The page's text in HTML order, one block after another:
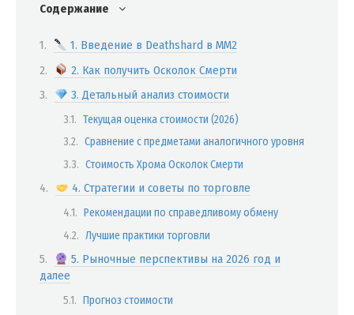
Содержание
1. Введение в Deathshard в MM2
2. Как получить Осколок Смерти
3. Детальный анализ стоимости
Текущая оценка стоимости (2026)
Сравнение с предметами аналогичного уровня
Стоимость Хрома Осколок Смерти
4. Стратегии и советы по торговле
Рекомендации по справедливому обмену
Лучшие практики торговли
5. Рыночные перспективы на 2026 год и
далее
Прогноз стоимости